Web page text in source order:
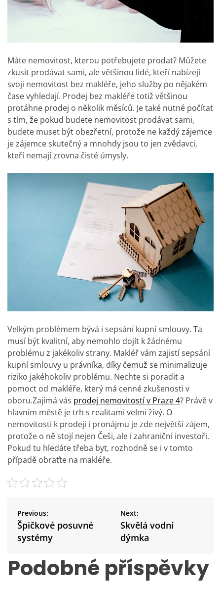
Máte nemovitost, kterou potřebujete prodat? Můžete
zkusit prodávat sami, ale většinou lidé, kteří nabízejí
svoji nemovitost bez makléře, jeho služby po nějakém
čase vyhledají. Prodej bez makléře totiž většinou
protáhne prodej o několik měsíců. Je také nutné počítat
s tím, že pokud budete nemovitost prodávat sami,
budete muset být obezřetní, protože ne každý zájemce
je zájemce skutečný a mnohdy jsou to jen zvědavci,
kteří nemají zrovna čisté úmysly.
Velkým problémem bývá i sepsání kupní smlouvy. Ta
musí být kvalitní, aby nemohlo dojít k žádnému
problému z jakékoliv strany. Makléř vám zajistí sepsání
kupní smlouvy u právníka, díky čemuž se minimalizuje
riziko jakéhokoliv problému. Nechte si poradit a
pomoct od makléře, který má cenné zkušenosti v
oboru.Zajímá vás prodej nemovitostí v Praze 4? Právě v
hlavním městě je trh s realitami velmi živý. O
nemovitosti k prodeji i pronájmu je zde největší zájem,
protože o ně stojí nejen Češi, ale i zahraniční investoři.
Pokud tu hledáte třeba byt, rozhodně se i v tomto
případě obraťte na makléře.
a
c
Previous:
Špičkové posuvné
systémy
Next:
Skvělá vodní
dýmka
Podobné příspěvky